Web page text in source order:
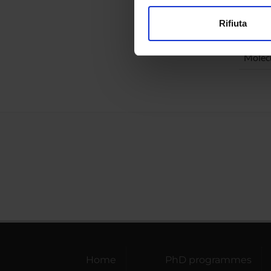
modificare o ritirare il tuo
di analisi dei dati web,
Rifiuta
Home
PhD programmes